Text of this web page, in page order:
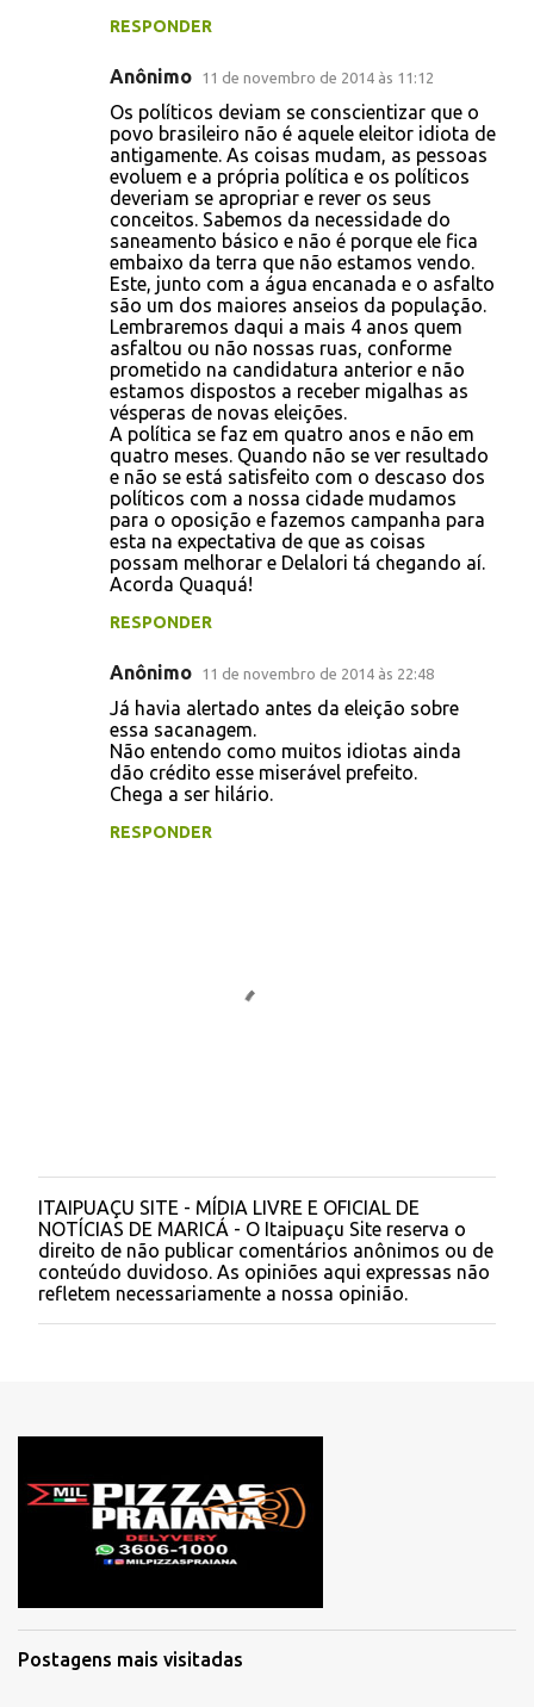
RESPONDER
Anônimo 11 de novembro de 2014 às 11:12
Os políticos deviam se conscientizar que o
povo brasileiro não é aquele eleitor idiota de
antigamente. As coisas mudam, as pessoas
evoluem e a própria política e os políticos
deveriam se apropriar e rever os seus
conceitos. Sabemos da necessidade do
saneamento básico e não é porque ele fica
embaixo da terra que não estamos vendo.
Este, junto com a água encanada e o asfalto
são um dos maiores anseios da população.
Lembraremos daqui a mais 4 anos quem
asfaltou ou não nossas ruas, conforme
prometido na candidatura anterior e não
estamos dispostos a receber migalhas as
vésperas de novas eleições.
A política se faz em quatro anos e não em
quatro meses. Quando não se ver resultado
e não se está satisfeito com o descaso dos
políticos com a nossa cidade mudamos
para o oposição e fazemos campanha para
esta na expectativa de que as coisas
possam melhorar e Delalori tá chegando aí.
Acorda Quaquá!
RESPONDER
Anônimo 11 de novembro de 2014 às 22:48
Já havia alertado antes da eleição sobre
essa sacanagem.
Não entendo como muitos idiotas ainda
dão crédito esse miserável prefeito.
Chega a ser hilário.
RESPONDER
P
o
s
t
a
r
t
ITAIPUAÇU SITE - MÍDIA LIVRE E OFICIAL DE
NOTÍCIAS DE MARICÁ - O Itaipuaçu Site reserva o
direito de não publicar comentários anônimos ou de
conteúdo duvidoso. As opiniões aqui expressas não
refletem necessariamente a nossa opinião.
Postagens mais visitadas